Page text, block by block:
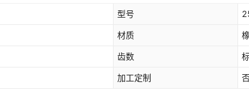
型号
材质
齿数
加工定制